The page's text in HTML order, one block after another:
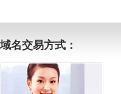
域名交易方式：